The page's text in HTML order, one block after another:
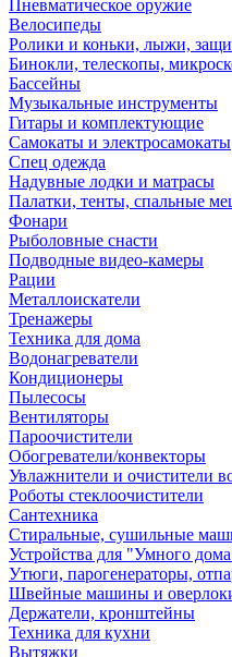
Пневматическое оружие
Велосипеды
Ролики и коньки, лыжи,
Бинокли, телескопы,
Бассейны
Музыкальные инструменты
Гитары и комплектующие
Самокаты и электросамокаты
Спец одежда
Надувные лодки и матрасы
Палатки, тенты, спальные
Фонари
Рыболовные снасти
Подводные видео-камеры
Рации
Металлоискатели
Тренажеры
Техника для дома
Водонагреватели
Кондиционеры
Пылесосы
Вентиляторы
Пароочистители
Обогреватели/конвекторы
Увлажнители и очистители
Роботы стеклоочистители
Сантехника
Стиральные, сушильные
Устройства для "Умного
Утюги, парогенераторы,
Швейные машины и
Держатели, кронштейны
Техника для кухни
Вытяжки